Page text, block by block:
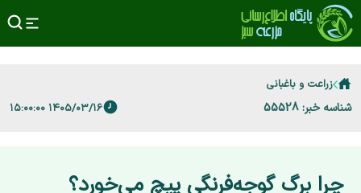
زراعت و باغبانی
شناسه خبر: 55528 ۱۴۰۵/۰۳/۱۶ ۱۵:۰۰:۰۰
چرا برگ گوجه‌فرنگی پیچ می‌خورد؟